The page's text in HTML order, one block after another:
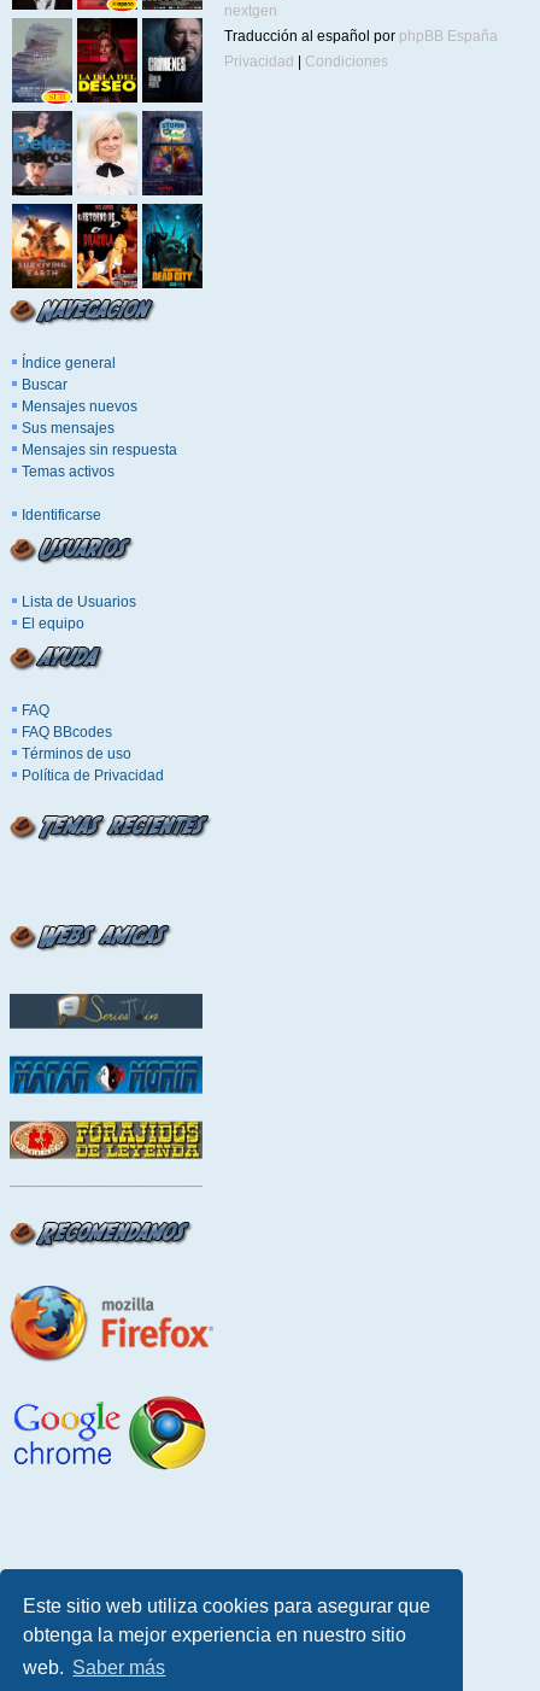
Este sitio web utiliza cookies para asegurar que
obtenga la mejor experiencia en nuestro sitio
web. Saber más
Índice general
Buscar
Mensajes nuevos
Sus mensajes
Mensajes sin respuesta
Temas activos
Identificarse
Lista de Usuarios
El equipo
FAQ
FAQ BBcodes
Términos de uso
Política de Privacidad
nextgen
Traducción al español por phpBB España
Privacidad
Condiciones